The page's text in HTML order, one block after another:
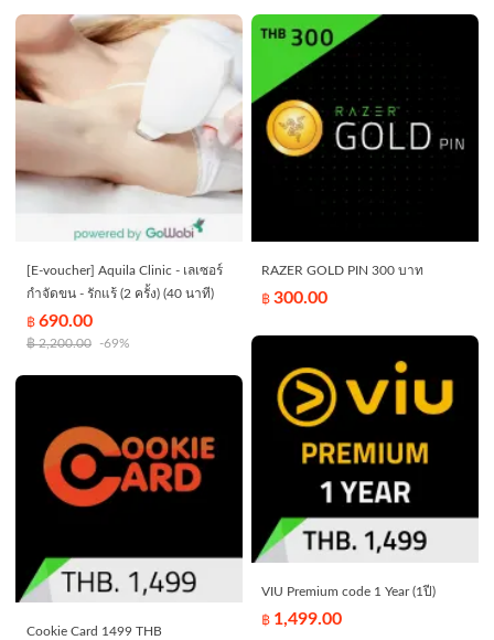
[E-voucher] Aquila Clinic - เลเซอร์
กำจัดขน - รักแร้ (2 ครั้ง) (40 นาที)
฿ 690.00
฿2,200.00 -69%
Cookie Card 1499 THB
RAZER GOLD PIN 300 บาท
฿300.00
VIU Premium code 1 Year (1ปี)
฿ 1,499.00